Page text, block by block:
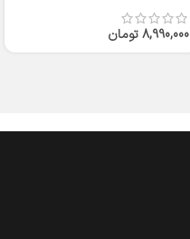
8,990,000تومان